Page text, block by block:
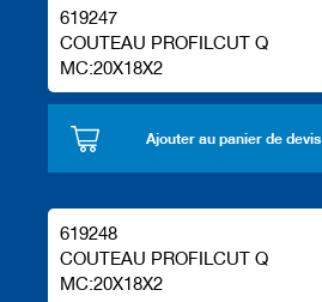
619247
COUTEAU PROFILCUT Q
MC:20X18X2
Ajouter au panier de devis
619248
COUTEAU PROFILCUT Q
MC:20X18X2